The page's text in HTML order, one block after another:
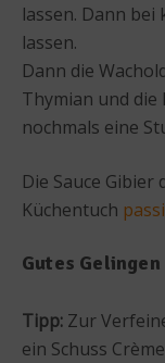
lassen. Dann
lassen.
Dann die
Thymian und
nochmals eine
Die Sauce
Küchentuch
Gutes
Tipp: Zur
ein Schuss